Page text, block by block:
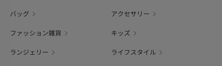
バッグ アクセサリー
ファッション雑貨 キッズ
ランジェリー ライフスタイル